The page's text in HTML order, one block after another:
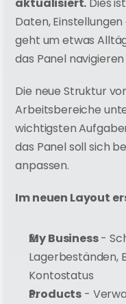
Daten,
geht um etwas
das Panel
Die neue Struktur
Arbeitsbereiche
wichtigsten
das Panel soll sich
anpassen.
Im neuen Layout
My Business -
Lagerbeständen,
Kontostatus
Products -